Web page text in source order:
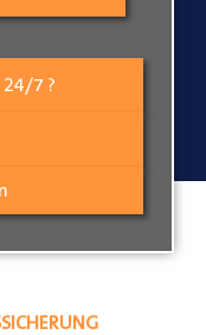
24/7 ?